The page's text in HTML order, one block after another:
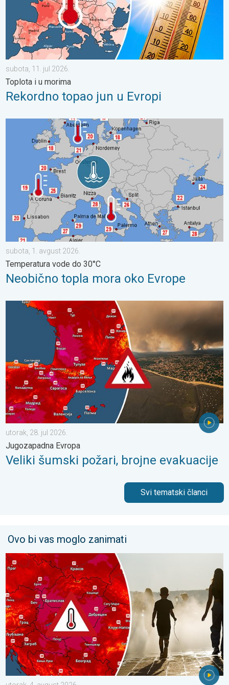
subota, 11. jul 2026.
Toplota i u morima
Rekordno topao jun u Evropi
Neobično topla mora oko Evrope. Temperatura vode do
subota, 1. avgust 2026.
Temperatura vode do 30°C
Neobično topla mora oko Evrope
Veliki šumski požari, brojne evakuacije. Jugozapadna Evropa.
utorak, 28. jul 2026.
Jugozapadna Evropa
Veliki šumski požari, brojne evakuacije
Svi tematski članci
Ovo bi vas moglo zanimati
Velike vrućine u Istočnoj Evropi. Temperature i oko 40°C. . .